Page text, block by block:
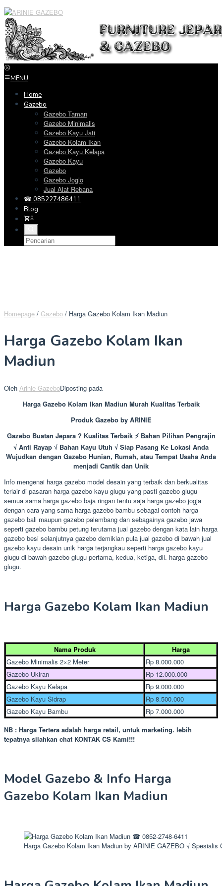
Loncat
ke
konten
MENU
Home
Gazebo
Gazebo Taman
Gazebo Minimalis
Gazebo Kayu Jati
Gazebo Kolam Ikan
Gazebo Kayu Kelapa
Gazebo Kayu
Gazebo
Gazebo Joglo
Jual Alat Rebana
☎ 085227486411
Blog
0
Homepage / Gazebo / Harga Gazebo Kolam Ikan Madiun
Harga Gazebo Kolam Ikan
Madiun
Oleh Arinie GazeboDiposting pada
Harga Gazebo Kolam Ikan Madiun Murah Kualitas Terbaik
Produk Gazebo by ARINIE
Gazebo Buatan Jepara ? Kualitas Terbaik ⚡ Bahan Pilihan Pengrajin
√ Anti Rayap √ Bahan Kayu Utuh √ Siap Pasang Ke Lokasi Anda
Wujudkan dengan Gazebo Hunian, Rumah, atau Tempat Usaha Anda
menjadi Cantik dan Unik
Info mengenai harga gazebo model desain yang terbaik dan berkualitas
terlair di pasaran harga gazebo kayu glugu yang pasti gazebo glugu
semua sama harga gazebo baja ringan tentu saja harga gazebo jogja
dengan cara yang sama harga gazebo bambu sebagai contoh harga
gazebo bali maupun gazebo palembang dan sebagainya gazebo jawa
seperti gazebo bambu petung terutama jual gazebo dengan kata lain harga
gazebo besi selanjutnya gazebo demikian pula jual gazebo di bawah jual
gazebo kayu desain unik harga terjangkau seperti harga gazebo kayu
glugu di bawah gazebo glugu pertama, kedua, ketiga, dll. harga gazebo
glugu.
Harga Gazebo Kolam Ikan Madiun
Nama Produk
Harga
Gazebo Minimalis 2×2 Meter
Rp 8.000.000
Gazebo Ukiran
Rp 12.000.000
Gazebo Kayu Kelapa
Rp 9.000.000
Gazebo Kayu Sidrap
Rp 8.500.000
Gazebo Kayu Bambu
Rp 7.000.000
NB : Harga Tertera adalah harga retail, untuk marketing. lebih
tepatnya silahkan chat KONTAK CS Kami!!!
Model Gazebo & Info Harga
Gazebo Kolam Ikan Madiun
Harga Gazebo Kolam Ikan Madiun by ARINIE GAZEBO √ Spesialis